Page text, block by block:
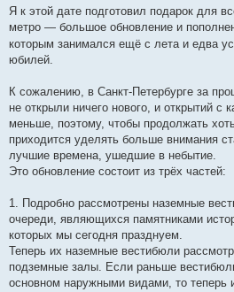
Я к этой дате подготовил подарок для
метро — большое обновление и
которым занимался ещё с лета и едва
юбилей.
К сожалению, в Санкт-Петербурге за
не открыли ничего нового, и открытий
меньше, поэтому, чтобы продолжать
приходится уделять больше внимания
лучшие времена, ушедшие в небытие.
Это обновление состоит из трёх частей:
1. Подробно рассмотрены наземные
очереди, являющихся памятниками
которых мы сегодня празднуем.
Теперь их наземные вестибюли
подземные залы. Если раньше
основном наружными видами, то теперь